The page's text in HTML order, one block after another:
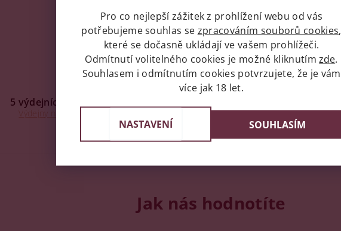
5 výdejních míst v Praze
Do 24 hodin u vás doma
Jak nás hodnotíte
Pro co nejlepší zážitek z prohlížení webu od vás
potřebujeme souhlas se zpracováním souborů cookies,
které se dočasně ukládají ve vašem prohlížeči.
Odmítnutí volitelného cookies je možné kliknutímzde.
Souhlasem i odmítnutím cookies potvrzujete, že je vám
více jak 18 let.
NASTAVENÍ SOUHLASÍM